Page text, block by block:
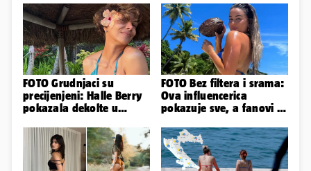
FOTO Grudnjaci su
precijenjeni: Halle Berry
pokazala dekolte u
haljinici
FOTO Bez filtera i srama:
Ova influencerica
pokazuje sve, a fanovi je